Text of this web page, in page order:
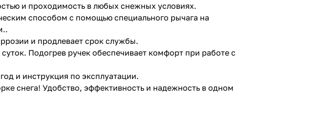
и проходимость в любых снежных условиях.
способом с помощью специального рычага на
и продлевает срок службы.
Подогрев ручек обеспечивает комфорт при работе с
и инструкция по эксплуатации.
снега! Удобство, эффективность и надежность в одном